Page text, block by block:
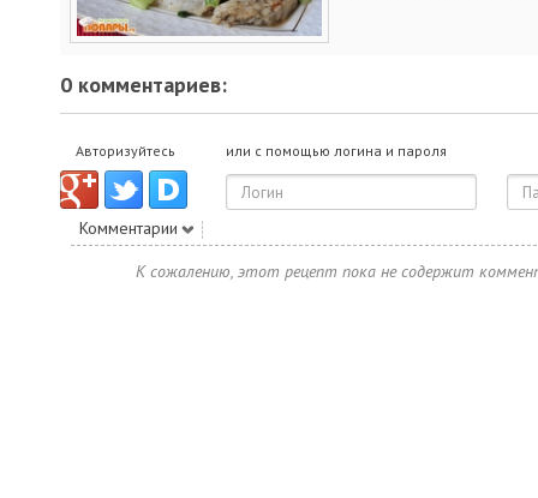
0 комментариев:
Авторизуйтесь или с помощью логина и пароля
Комментарии
К сожалению, этот рецепт пока не содержит